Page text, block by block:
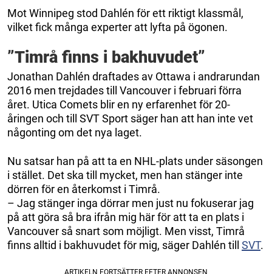
Mot Winnipeg stod Dahlén för ett riktigt klassmål,
vilket fick många experter att lyfta på ögonen.
”Timrå finns i bakhuvudet”
Jonathan Dahlén draftades av Ottawa i andrarundan
2016 men trejdades till Vancouver i februari förra
året. Utica Comets blir en ny erfarenhet för 20-
åringen och till SVT Sport säger han att han inte vet
någonting om det nya laget.
Nu satsar han på att ta en NHL-plats under säsongen
i stället. Det ska till mycket, men han stänger inte
dörren för en återkomst i Timrå.
– Jag stänger inga dörrar men just nu fokuserar jag
på att göra så bra ifrån mig här för att ta en plats i
Vancouver så snart som möjligt. Men visst, Timrå
finns alltid i bakhuvudet för mig, säger Dahlén till SVT.